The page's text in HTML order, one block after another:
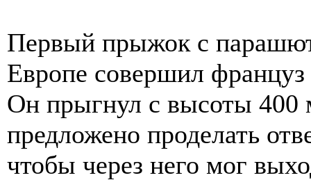
Первый прыжок с
Европе совершил француз
Он прыгнул с высоты 400
предложено проделать
чтобы через него мог